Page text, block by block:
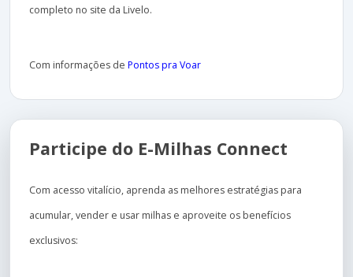
completo no site da Livelo.
Com informações de Pontos pra Voar
Participe do E-Milhas Connect
Com acesso vitalício, aprenda as melhores estratégias para
acumular, vender e usar milhas e aproveite os benefícios
exclusivos: